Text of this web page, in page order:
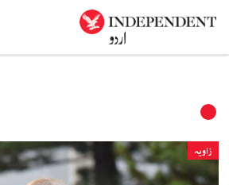
زاویہ